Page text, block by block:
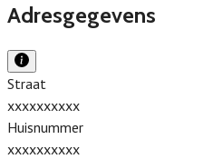
Adresgegevens
Straat
xxxxxxxxxx
Huisnummer
xxxxxxxxxx